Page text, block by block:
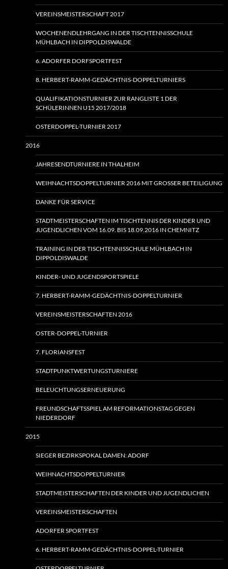
VEREINSMEISTERSCHAFT 2017
WOCHENENDLEHRGANG IN DER TISCHTENNISSCHULE
MÜHLBACH IN DIPPOLDISWALDE
6. ADORFER DORFSPORTFEST
8. HERBERT-RAMM-GEDÄCHTNIS-DOPPELTURNIERS
QUALIFIKATIONSTURNIER ZUR RANGLISTE 1 DER
SCHÜLERINNEN U15 2017/2018
OSTERDOPPEL-TURNIER 2017
2016
JAHRESENDTURNIERE IN THALHEIM
WEIHNACHTSDOPPELTURNIER 2016 MIT GROSSER BETEILIGUNG
DANKE FÜR SERVICE
STADTMEISTERSCHAFTEN IM TISCHTENNIS DER KINDER UND
JUGENDLICHEN VOM 16.09. BIS 18.09.2016 IN CHEMNITZ
TRAINING IN DER TISCHTENNISSCHULE MÜHLBACH IN
DIPPOLDISWALDE
KINDER- UND JUGENDSPORTSPIELE
7. HERBERT-RAMM-GEDÄCHTNIS-DOPPELTURNIER
VEREINSMEISTERSCHAFTEN 2016
OSTER-DOPPEL-TURNIER
7. FLORIANSFEST
STADTPUNKTWERTUNGSTURNIERE
BELEUCHTUNGSERNEUERUNG
FREUNDSCHAFTSSPIEL AM REFORMATIONSTAG GEGEN
NIEDERDORF
2015
SIEGER BEZIRKSPOKAL DAMEN: ADORF
WEIHNACHTSDOPPELTURNIER
STADTMEISTERSCHAFTEN DER KINDER UND JUGENDLICHEN
VEREINSMEISTERSCHAFTEN
ADORFER SPORTFEST
6. HERBERT-RAMM-GEDÄCHTNIS-DOPPEL-TURNIER